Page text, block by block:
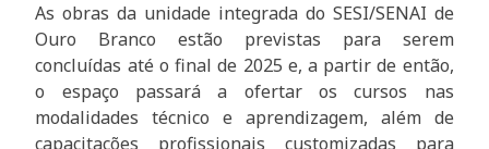
As obras da unidade integrada do SESI/SENAI de
Ouro Branco estão previstas para serem
concluídas até o final de 2025 e, a partir de então,
o espaço passará a ofertar os cursos nas
modalidades técnico e aprendizagem, além de
capacitações profissionais customizadas para